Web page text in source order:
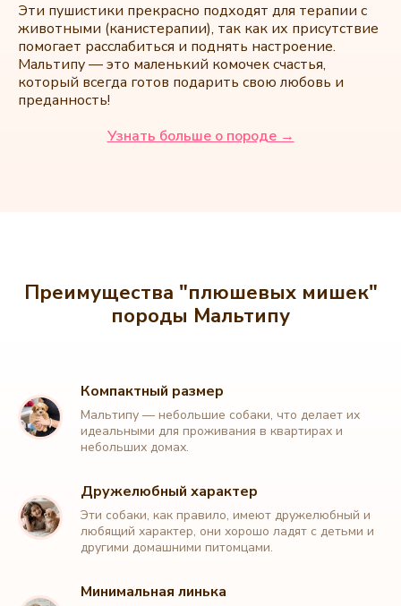
Эти пушистики прекрасно подходят для терапии с
животными (канистерапии), так как их присутствие
помогает расслабиться и поднять настроение.
Мальтипу — это маленький комочек счастья,
который всегда готов подарить свою любовь и
преданность!
Узнать больше о породе →
Преимущества "плюшевых мишек"
породы Мальтипу
Компактный размер
Мальтипу — небольшие собаки, что делает их
идеальными для проживания в квартирах и
небольших домах.
Дружелюбный характер
Эти собаки, как правило, имеют дружелюбный и
любящий характер, они хорошо ладят с детьми и
другими домашними питомцами.
Минимальная линька